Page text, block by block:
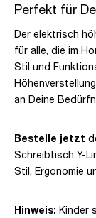
Perfekt für
Der elektrisch
für alle, die im
Stil und
an Deine
Bestelle jetzt
Schreibtisch Y-
Stil, Ergonomie
Hinweis: Kinder